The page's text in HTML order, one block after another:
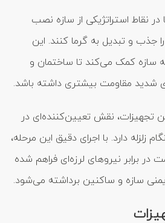
در نقاط استراتژیکی از سازه نصب
جذب و تبدیل به گرما کنند. این
سازه کمک می‌کند تا ساختمان و
شدید مقاومت بیشتری داشته باشد.
نقش تعیین‌کننده‌ای در
زلزله دارد. با اجرای دقیق این مرحله،
در برابر نیروهای لرزه‌ای فراهم شده
سازه و ساکنین برداشته می‌شود.